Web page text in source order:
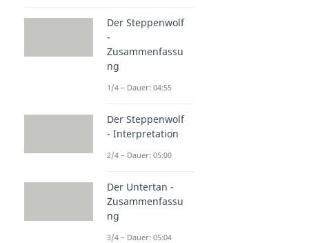
Der Steppenwolf
-
Zusammenfassu
ng
1/4 – Dauer: 04:55
Der Steppenwolf
- Interpretation
2/4 – Dauer: 05:00
Der Untertan -
Zusammenfassu
ng
3/4 – Dauer: 05:04